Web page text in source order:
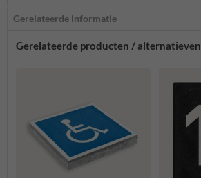
Gerelateerde informatie
Gerelateerde producten / alternatieven